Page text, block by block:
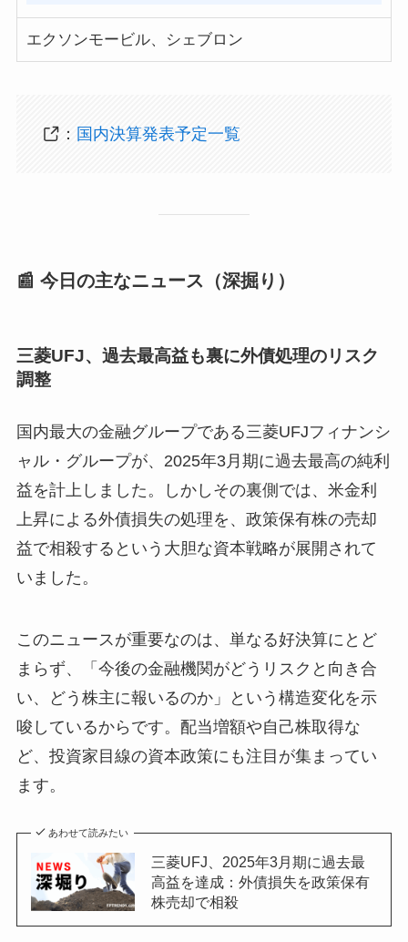
エクソンモービル、シェブロン
： 国内決算発表予定一覧
📰 今日の主なニュース（深掘り）
三菱UFJ、過去最高益も裏に外債処理のリスク
調整
国内最大の金融グループである三菱UFJフィナンシ
ャル・グループが、2025年3月期に過去最高の純利
益を計上しました。しかしその裏側では、米金利
上昇による外債損失の処理を、政策保有株の売却
益で相殺するという大胆な資本戦略が展開されて
いました。
このニュースが重要なのは、単なる好決算にとど
まらず、「今後の金融機関がどうリスクと向き合
い、どう株主に報いるのか」という構造変化を示
唆しているからです。配当増額や自己株取得な
ど、投資家目線の資本政策にも注目が集まってい
ます。
あわせて読みたい
三菱UFJ、2025年3月期に過去最
高益を達成：外債損失を政策保有
株売却で相殺